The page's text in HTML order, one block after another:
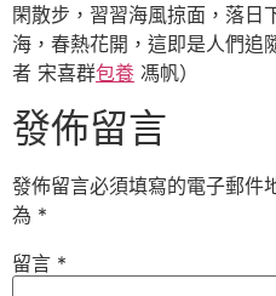
閑散步，習習海風掠面，落日
海，春熱花開，這即是人們追
者 宋喜群包養 馮帆）
發佈留言
發佈留言必須填寫的電子郵件
為 *
留言 *